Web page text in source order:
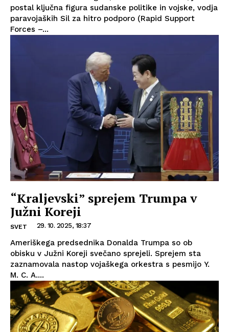
postal ključna figura sudanske politike in vojske, vodja
paravojaških Sil za hitro podporo (Rapid Support
Forces –...
“Kraljevski” sprejem Trumpa v
Južni Koreji
SVET 29. 10. 2025, 18:37
Ameriškega predsednika Donalda Trumpa so ob
obisku v Južni Koreji svečano sprejeli. Sprejem sta
zaznamovala nastop vojaškega orkestra s pesmijo Y.
M. C. A....